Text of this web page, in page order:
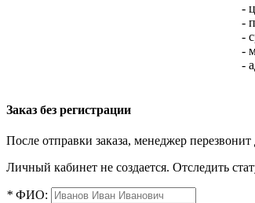
-
-
-
-
-
Заказ без регистрации
После отправки заказа, менеджер
Личный кабинет не создается. Отследить
* ФИО: